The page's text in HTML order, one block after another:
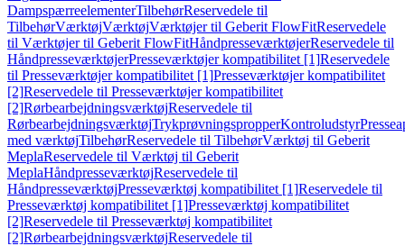
DampspærreelementerTilbehørReservedele til
TilbehørVærktøjVærktøjVærktøjer til Geberit FlowFitReservedele
til Værktøjer til Geberit FlowFitHåndpresseværktøjerReservedele til
HåndpresseværktøjerPresseværktøjer kompatibilitet [1]Reservedele
til Presseværktøjer kompatibilitet [1]Presseværktøjer kompatibilitet
[2]Reservedele til Presseværktøjer kompatibilitet
[2]RørbearbejdningsværktøjReservedele til
RørbearbejdningsværktøjTrykprøvningspropperKontroludstyr
med værktøjTilbehørReservedele til TilbehørVærktøj til Geberit
MeplaReservedele til Værktøj til Geberit
MeplaHåndpresseværktøjReservedele til
HåndpresseværktøjPresseværktøj kompatibilitet [1]Reservedele til
Presseværktøj kompatibilitet [1]Presseværktøj kompatibilitet
[2]Reservedele til Presseværktøj kompatibilitet
[2]RørbearbejdningsværktøjReservedele til